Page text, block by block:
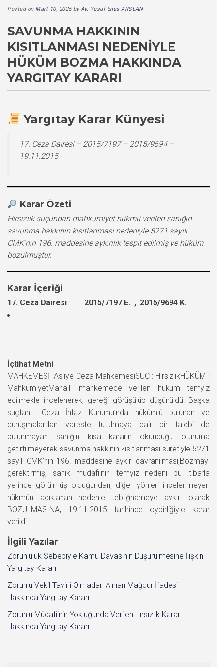
Posted on Mart 10, 2025byAv. Yusuf Enes ARSLAN
SAVUNMA HAKKININ
KISITLANMASI NEDENIYLE
HÜKÜM BOZMA HAKKINDA
YARGITAY KARARI
Yargıtay Karar Künyesi
17. Ceza Dairesi – 2015/7197 – 2015/9694 –
19.11.2015
Karar Özeti
Hırsızlık suçundan mahkumiyet hükmü verilen sanığın
savunma hakkının kısıtlanması nedeniyle 5271 sayılı
CMK’nın 196. maddesine aykırılık tespit edilmiş ve hüküm
bozulmuştur.
Karar İçeriği
17. Ceza Dairesi 2015/7197 E. , 2015/9694 K.
İçtihat Metni
MAHKEMESİ :Asliye Ceza MahkemesiSUÇ : HırsızlıkHÜKÜM :
MahkumiyetMahalli mahkemece verilen hüküm temyiz
edilmekle incelenerek, gereği görüşülüp düşünüldü: Başka
suçtan …Ceza İnfaz Kurumu’nda hükümlü bulunan ve
duruşmalardan vareste tutulmaya dair bir talebi de
bulunmayan sanığın kısa kararın okunduğu oturuma
getirtilmeyerek savunma hakkının kısıtlanması suretiyle 5271
sayılı CMK’nın 196. maddesine aykırı davranılması,Bozmayı
gerektirmiş, sanık müdafiinin temyiz nedeni bu itibarla
yerinde görülmüş olduğundan, diğer yönleri incelenmeyen
hükmün açıklanan nedenle tebliğnameye aykırı olarak
BOZULMASINA, 19.11.2015 tarihinde oybirliğiyle karar
verildi.
İlgili Yazılar
Zorunluluk Sebebiyle Kamu Davasının Düşürülmesine İlişkin
Yargıtay Kararı
Zorunlu Vekil Tayini Olmadan Alınan Mağdur İfadesi
Hakkında Yargıtay Kararı
Zorunlu Müdafiinin Yokluğunda Verilen Hırsızlık Kararı
Hakkında Yargıtay Kararı